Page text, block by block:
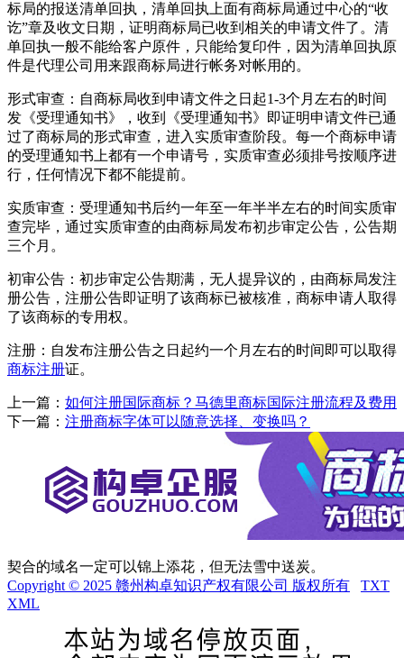
标局的报送清单回执，清单回执上面有商标局通过中心的“收
讫”章及收文日期，证明商标局已收到相关的申请文件了。清
单回执一般不能给客户原件，只能给复印件，因为清单回执原
件是代理公司用来跟商标局进行帐务对帐用的。
形式审查：自商标局收到申请文件之日起1-3个月左右的时间
发《受理通知书》，收到《受理通知书》即证明申请文件已通
过了商标局的形式审查，进入实质审查阶段。每一个商标申请
的受理通知书上都有一个申请号，实质审查必须排号按顺序进
行，任何情况下都不能提前。
实质审查：受理通知书后约一年至一年半半左右的时间实质审
查完毕，通过实质审查的由商标局发布初步审定公告，公告期
三个月。
初审公告：初步审定公告期满，无人提异议的，由商标局发注
册公告，注册公告即证明了该商标已被核准，商标申请人取得
了该商标的专用权。
注册：自发布注册公告之日起约一个月左右的时间即可以取得
商标注册证。
上一篇： 如何注册国际商标？马德里商标国际注册流程及费用
下一篇： 注册商标字体可以随意选择、变换吗？
契合的域名一定可以锦上添花，但无法雪中送炭。
Copyright © 2025 赣州构卓知识产权有限公司 版权所有
TXT
XML